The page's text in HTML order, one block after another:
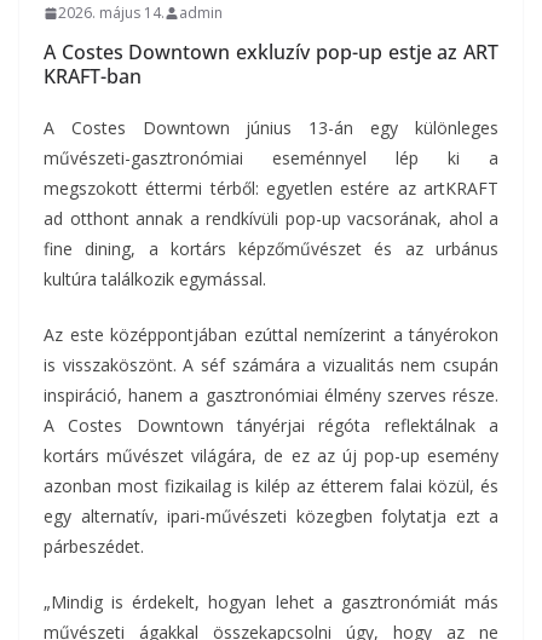
2026. május 14. admin
A Costes Downtown exkluzív pop-up estje az ART
KRAFT-ban
A Costes Downtown június 13-án egy különleges
művészeti-gasztronómiai eseménnyel lép ki a
megszokott éttermi térből: egyetlen estére az artKRAFT
ad otthont annak a rendkívüli pop-up vacsorának, ahol a
fine dining, a kortárs képzőművészet és az urbánus
kultúra találkozik egymással.
Az este középpontjában ezúttal nemízerint a tányérokon
is visszaköszönt. A séf számára a vizualitás nem csupán
inspiráció, hanem a gasztronómiai élmény szerves része.
A Costes Downtown tányérjai régóta reflektálnak a
kortárs művészet világára, de ez az új pop-up esemény
azonban most fizikailag is kilép az étterem falai közül, és
egy alternatív, ipari-művészeti közegben folytatja ezt a
párbeszédet.
„Mindig is érdekelt, hogyan lehet a gasztronómiát más
művészeti ágakkal összekapcsolni úgy, hogy az ne